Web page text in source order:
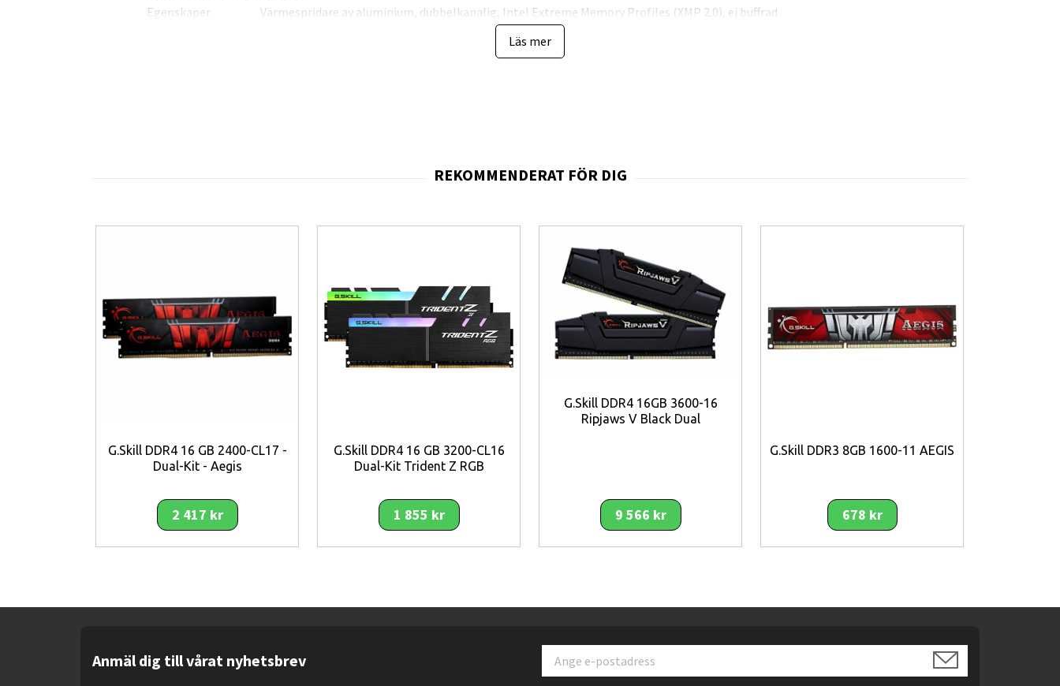
Egenskaper
Värmespridare av aluminium, dubbelkanalig, Intel Extreme Memory Profiles (XMP 2.0), ej buffrad
Tillverkarens garanti
Läs mer
G.Skill DDR4 16 GB 2400-CL17 -
Dual-Kit - Aegis
2 417 kr
G.Skill DDR4 16 GB 3200-CL16
Dual-Kit Trident Z RGB
1 855 kr
G.Skill DDR4 16GB 3600-16
Ripjaws V Black Dual
9 566 kr
G.Skill DDR3 8GB 1600-11 AEGIS
678 kr
Anmäl dig till vårat nyhetsbrev